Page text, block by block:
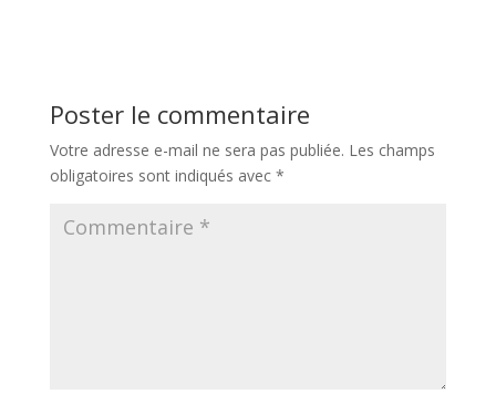
Poster le commentaire
Votre adresse e-mail ne sera pas publiée. Les champs
obligatoires sont indiqués avec *